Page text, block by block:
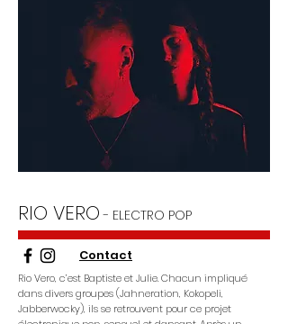
RIO VERO - ELECTRO POP
Contact
Rio Vero, c’est Baptiste et Julie. Chacun impliqué
dans divers groupes (Jahneration, Kokopeli,
Jabberwocky), ils se retrouvent pour ce projet